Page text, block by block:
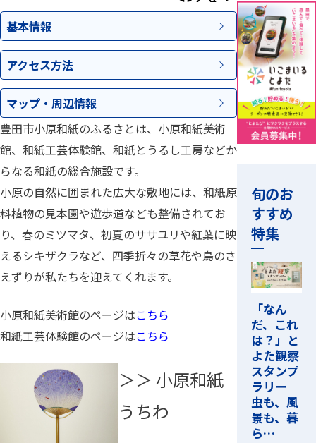
基本情報
アクセス方法
マップ・ 周辺情報
豊田市小原和紙のふるさとは、小原和紙美術
館、和紙工芸体験館、和紙とうるし工房などか
らなる和紙の総合施設です。
小原の自然に囲まれた広大な敷地には、和紙原
料植物の見本園や遊歩道なども整備されてお
り、春のミツマタ、初夏のササユリや紅葉に映
えるシキザクラなど、四季折々の草花や鳥のさ
えずりが私たちを迎えてくれます。
小原和紙美術館のページはこちら
和紙工芸体験館のページはこちら
＞＞ 小原和紙
うちわ
旬のお
すすめ
特集
「なん
だ、これ
は？」と
よた観察
スタンプ
ラリー ―
虫も、風
景も、暮
ら…